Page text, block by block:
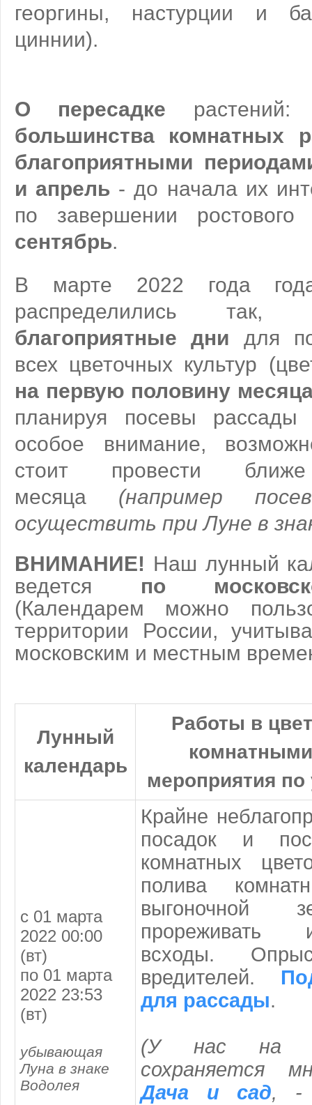
георгины, настурции и
циннии).
О пересадке
большинства комнатных
благоприятными
и апрель - до начала их
по завершении
сентябрь.
В марте 2022 года
распределились
благоприятные дни для
всех цветочных культур
на первую половину
планируя посевы
особое внимание,
стоит провести
месяца (например
осуществить при Луне в
ВНИМАНИЕ! Наш лунный
ведется по
(Календарем можно
территории России,
московским и местным
Лунный
календарь
Работы в
мероприятия по
с 01 марта
2022 00:00
(вт)
по 01 марта
2022 23:53
(вт)
убывающая
Луна в знаке
Водолея
Крайне
посадок и
комнатных
полива
выгоночной
прореживать
всходы.
вредителей.
для рассады.
(У нас на
сохраняется
Дача и сад, -